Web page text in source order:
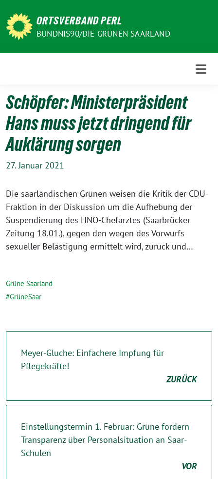
zum
Inhalt
ORTSVERBAND PERL
BÜNDNIS90/DIE GRÜNEN SAARLAND
Schöpfer: Ministerpräsident
Hans muss jetzt dringend für
Auklärung sorgen
27. Januar 2021
Die saarländischen Grünen weisen die Kritik der CDU-
Fraktion in der Diskussion um die Aufhebung der
Suspendierung des HNO-Chefarztes (Saarbrücker
Zeitung 18.01.), gegen den wegen des Vorwurfs
sexueller Belästigung ermittelt wird, zurück und…
Grüne Saarland
GrüneSaar
Meyer-Gluche: Einfachere Impfung für
Pflegekräfte!
ZURÜCK
Einstellungstermin 1. Februar: Grüne fordern
Transparenz über Personalsituation an Saar-
Schulen
VOR